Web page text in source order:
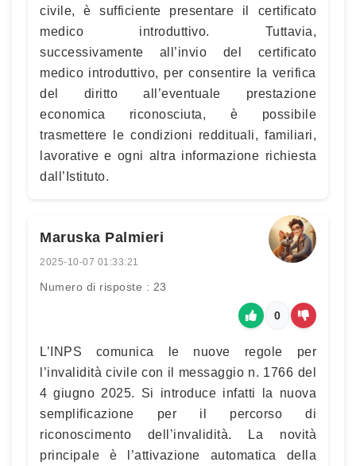
civile, è sufficiente presentare il certificato
medico introduttivo. Tuttavia,
successivamente all’invio del certificato
medico introduttivo, per consentire la verifica
del diritto all’eventuale prestazione
economica riconosciuta, è possibile
trasmettere le condizioni reddituali, familiari,
lavorative e ogni altra informazione richiesta
dall’Istituto.
Maruska Palmieri
2025-10-07 01:33:21
Numero di risposte : 23
0
L’INPS comunica le nuove regole per
l’invalidità civile con il messaggio n. 1766 del
4 giugno 2025. Si introduce infatti la nuova
semplificazione per il percorso di
riconoscimento dell’invalidità. La novità
principale è l’attivazione automatica della